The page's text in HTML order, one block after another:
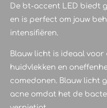
De bt-accent LED biedt
en is perfect om jouw
intensifiëren.
Blauw licht is ideaal
huidvlekken en
comedonen. Blauw licht
acne omdat het de